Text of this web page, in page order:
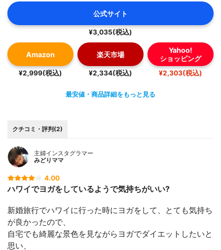
公式サイト
¥3,035(税込)
Amazon
¥2,999(税込)
楽天市場
¥2,334(税込)
Yahoo!
ショッピング
¥2,303(税込)
最安値・商品詳細をもっと見る
クチコミ・評判(2)
主婦インスタグラマー
みどりママ
4.00
ハワイでヨガをしているようで気持ちがいい?
新婚旅行でハワイに行った時にヨガをして、とても気持ち
が良かったので、
自宅でも綺麗な景色を見ながらヨガでダイエットしたいと
思い、